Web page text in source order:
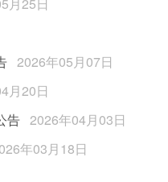
2026年05月07日
月20日
告 2026年04月03日
年03月18日